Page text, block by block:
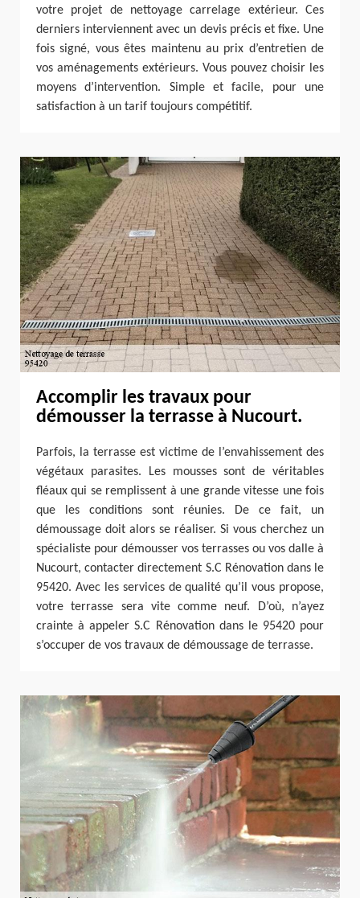
votre projet de nettoyage carrelage extérieur. Ces
derniers interviennent avec un devis précis et fixe. Une
fois signé, vous êtes maintenu au prix d’entretien de
vos aménagements extérieurs. Vous pouvez choisir les
moyens d’intervention. Simple et facile, pour une
satisfaction à un tarif toujours compétitif.
Accomplir les travaux pour
démousser la terrasse à Nucourt.
Parfois, la terrasse est victime de l’envahissement des
végétaux parasites. Les mousses sont de véritables
fléaux qui se remplissent à une grande vitesse une fois
que les conditions sont réunies. De ce fait, un
démoussage doit alors se réaliser. Si vous cherchez un
spécialiste pour démousser vos terrasses ou vos dalle à
Nucourt, contacter directement S.C Rénovation dans le
95420. Avec les services de qualité qu’il vous propose,
votre terrasse sera vite comme neuf. D’où, n’ayez
crainte à appeler S.C Rénovation dans le 95420 pour
s’occuper de vos travaux de démoussage de terrasse.